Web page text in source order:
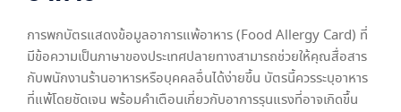
การพกบัตรแสดงข้อมูลอาการแพ้อาหาร (Food Allergy Card) ที่
มีข้อความเป็นภาษาของประเทศปลายทางสามารถช่วยให้คุณสื่อสาร
กับพนักงานร้านอาหารหรือบุคคลอื่นได้ง่ายขึ้น บัตรนี้ควรระบุอาหาร
ที่แพ้โดยชัดเจน พร้อมคำเตือนเกี่ยวกับอาการรุนแรงที่อาจเกิดขึ้น